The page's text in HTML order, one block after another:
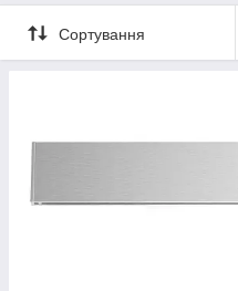
Сортування